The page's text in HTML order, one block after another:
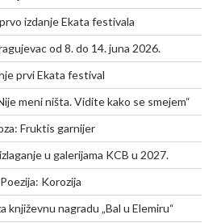
izdanje Ekata festivala
od 8. do 14. juna 2026.
prvi Ekata festival
meni ništa. Vidite kako se smejem“
Fruktis garnijer
u galerijama KCB u 2027.
Poezija: Korozija
književnu nagradu „Bal u Elemiru“